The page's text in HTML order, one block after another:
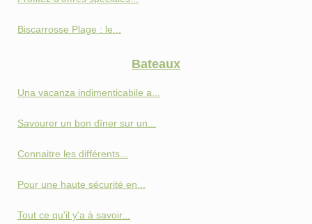
Biscarrosse Plage : le...
Bateaux
Una vacanza indimenticabile a...
Savourer un bon dîner sur un...
Connaitre les différents...
Pour une haute sécurité en...
Tout ce qu'il y'a à savoir...